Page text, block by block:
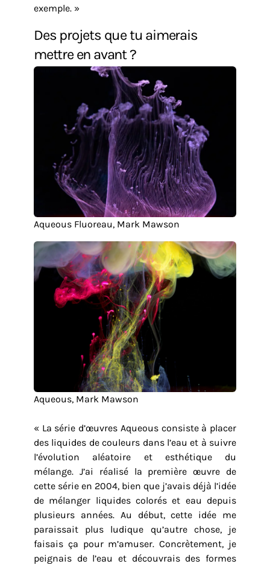
exemple. »
Des projets que tu aimerais
mettre en avant ?
Aqueous Fluoreau, Mark Mawson
Aqueous, Mark Mawson
« La série d’œuvres Aqueous consiste à placer
des liquides de couleurs dans l’eau et à suivre
l’évolution aléatoire et esthétique du
mélange. J’ai réalisé la première œuvre de
cette série en 2004, bien que j’avais déjà l’idée
de mélanger liquides colorés et eau depuis
plusieurs années. Au début, cette idée me
paraissait plus ludique qu’autre chose, je
faisais ça pour m’amuser. Concrètement, je
peignais de l’eau et découvrais des formes